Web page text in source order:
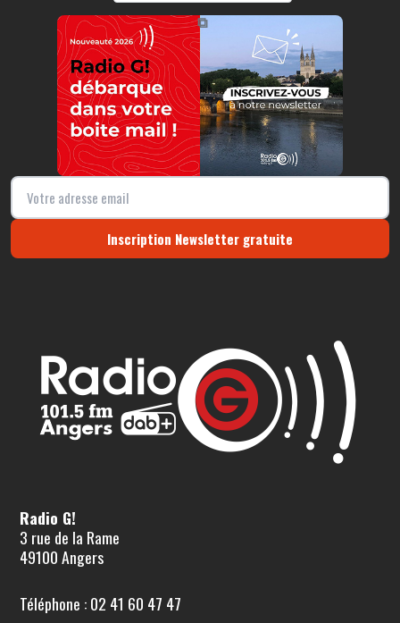
https://radio-g.fr?15401
⧉
Inscription Newsletter gratuite
Radio G!
3 rue de la Rame
49100 Angers
Téléphone : 02 41 60 47 47